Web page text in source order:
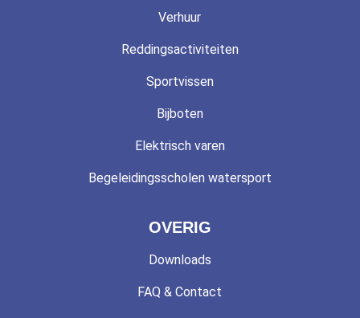
Verhuur
Reddingsactiviteiten
Sportvissen
Bijboten
Elektrisch varen
Begeleidingsscholen watersport
OVERIG
Downloads
FAQ & Contact